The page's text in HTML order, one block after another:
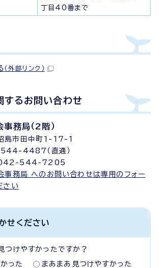
丁目40番まで
（外部リンク）
する お問い合わせ
務局（2階）
市田中町1-17-1
4487（直通）
：042-544-7205
事務局 へのお問い合わせは専用のフォー
さい
せください
つけやすかったですか？
った
まあまあ見つけやすかった